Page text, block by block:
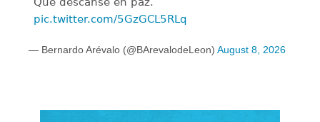
pic.twitter.com/5GzGCL5RLq
— Bernardo Arévalo (@BArevalodeLeon) August 8, 2026